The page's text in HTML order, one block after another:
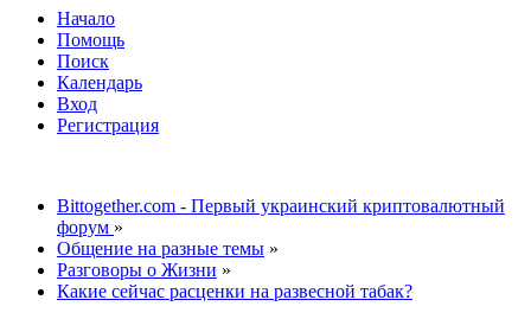
Начало
Помощь
Поиск
Календарь
Вход
Регистрация
Bittogether.com - Первый украинский криптовалютный
форум »
Общение на разные темы »
Разговоры о Жизни »
Какие сейчас расценки на развесной табак?